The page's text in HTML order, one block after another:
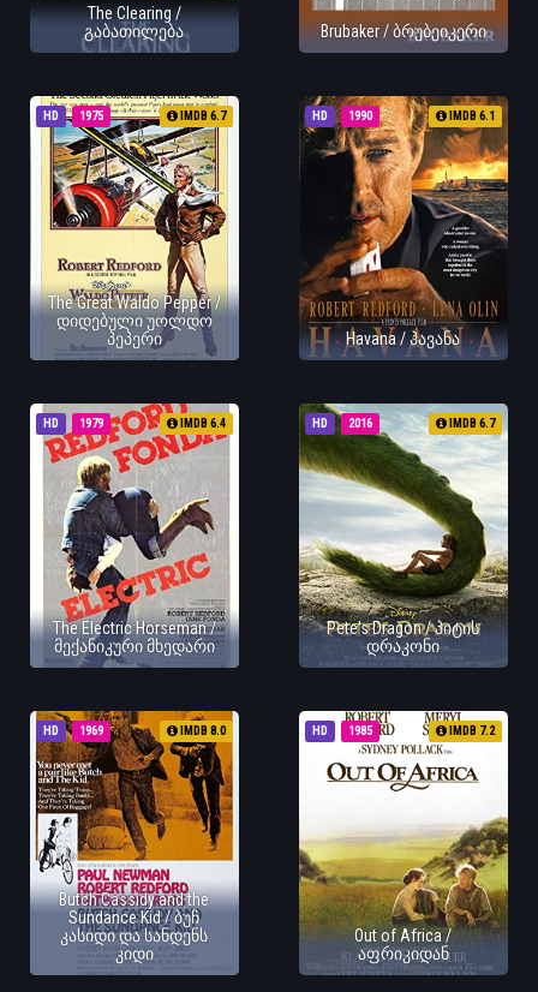
The Clearing /
გაბათილება
Brubaker / ბრუბეიკერი
HD 1975 IMDB 6.7
The Great Waldo Pepper /
დიდებული უოლდო
პეპერი
HD 1990 IMDB 6.1
Havana / ჰავანა
HD 1979 IMDB 6.4
The Electric Horseman /
მექანიკური მხედარი
HD 2016 IMDB 6.7
Pete's Dragon / პიტის
დრაკონი
HD 1969 IMDB 8.0
Butch Cassidy and the
Sundance Kid / ბუჩ
კასიდი და სანდენს
კიდი
HD 1985 IMDB 7.2
Out of Africa /
აფრიკიდან